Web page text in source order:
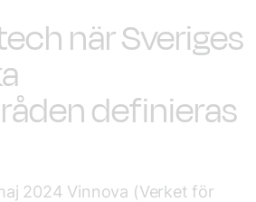
när Sveriges
definieras
2024 Vinnova (Verket för